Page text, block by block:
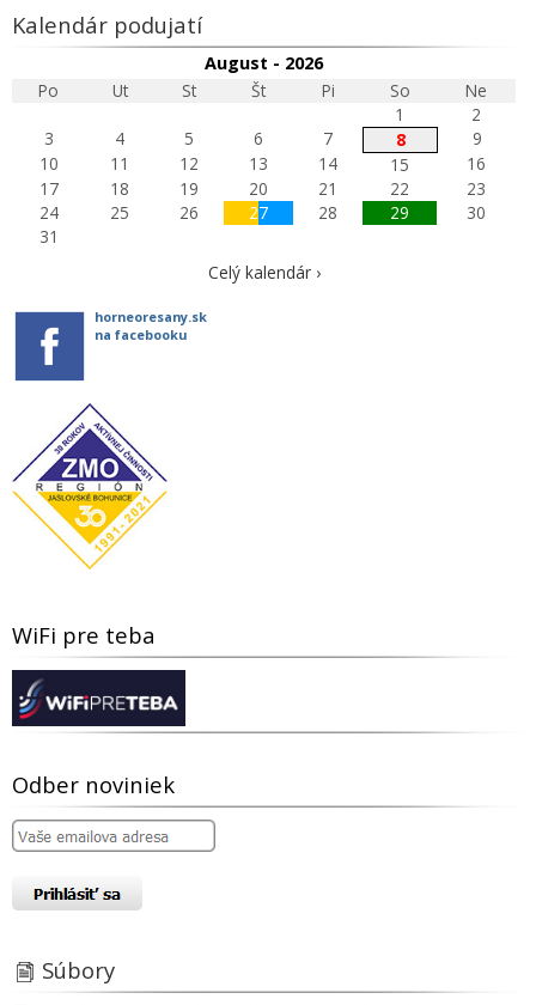
Kalendár podujatí
August - 2026
Po
Ut St Št Pi So
Ne
1
2
3
4 5 6 7 8
9
10
11 12 13 14 15
16
17
18 19 20 21 22
23
24
25 26 27 28 29
30
31
Celý kalendár ›
horneoresany.sk
na facebooku
WiFi pre teba
Odber noviniek
Súbory